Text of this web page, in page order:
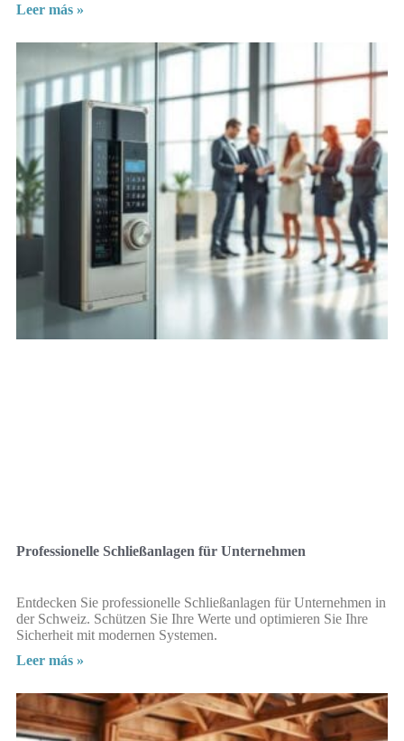
Leer más »
Professionelle Schließanlagen für Unternehmen
Entdecken Sie professionelle Schließanlagen für Unternehmen in
der Schweiz. Schützen Sie Ihre Werte und optimieren Sie Ihre
Sicherheit mit modernen Systemen.
Leer más »